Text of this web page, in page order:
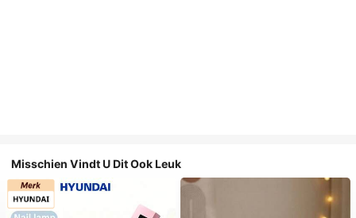
Misschien Vindt U Dit Ook Leuk